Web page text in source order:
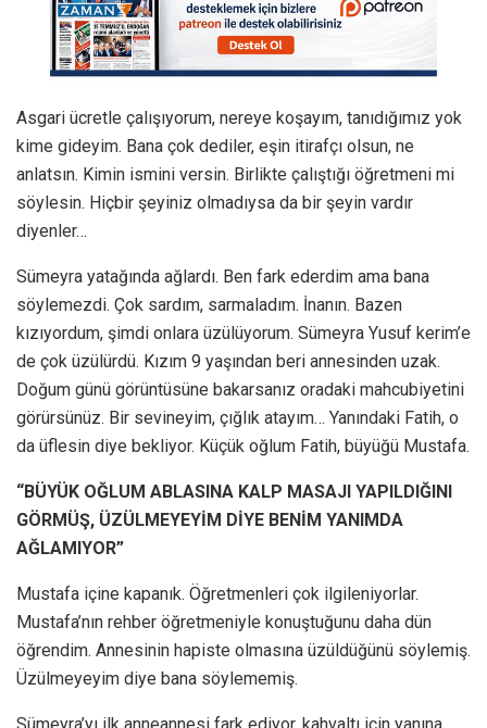
Asgari ücretle çalışıyorum, nereye koşayım, tanıdığımız yok
kime gideyim. Bana çok dediler, eşin itirafçı olsun, ne
anlatsın. Kimin ismini versin. Birlikte çalıştığı öğretmeni mi
söylesin. Hiçbir şeyiniz olmadıysa da bir şeyin vardır
diyenler…
Sümeyra yatağında ağlardı. Ben fark ederdim ama bana
söylemezdi. Çok sardım, sarmaladım. İnanın. Bazen
kızıyordum, şimdi onlara üzülüyorum. Sümeyra Yusuf kerim’e
de çok üzülürdü. Kızım 9 yaşından beri annesinden uzak.
Doğum günü görüntüsüne bakarsanız oradaki mahcubiyetini
görürsünüz. Bir sevineyim, çığlık atayım… Yanındaki Fatih, o
da üflesin diye bekliyor. Küçük oğlum Fatih, büyüğü Mustafa.
“BÜYÜK OĞLUM ABLASINA KALP MASAJI YAPILDIĞINI
GÖRMÜŞ, ÜZÜLMEYEYİM DİYE BENİM YANIMDA
AĞLAMIYOR”
Mustafa içine kapanık. Öğretmenleri çok ilgileniyorlar.
Mustafa’nın rehber öğretmeniyle konuştuğunu daha dün
öğrendim. Annesinin hapiste olmasına üzüldüğünü söylemiş.
Üzülmeyeyim diye bana söylememiş.